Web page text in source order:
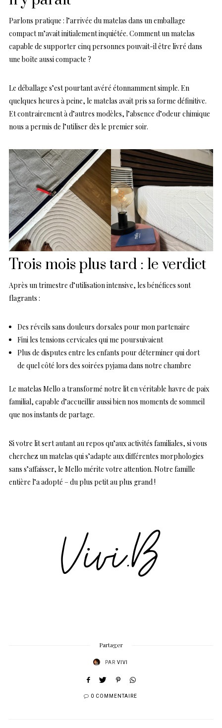
Parlons pratique : l’arrivée du matelas dans un emballage
compact m’avait initialement inquiétée. Comment un matelas
capable de supporter cinq personnes pouvait-il être livré dans
une boîte aussi compacte ?
Le déballage s’est pourtant avéré étonnamment simple. En
quelques heures à peine, le matelas avait pris sa forme définitive.
Et contrairement à d’autres modèles, l’absence d’odeur chimique
nous a permis de l’utiliser dès le premier soir.
Trois mois plus tard : le verdict
Après un trimestre d’utilisation intensive, les bénéfices sont
flagrants :
Des réveils sans douleurs dorsales pour mon partenaire
Fini les tensions cervicales qui me poursuivaient
Plus de disputes entre les enfants pour déterminer qui dort
de quel côté lors des soirées pyjama dans notre chambre
Le matelas Mello a transformé notre lit en véritable havre de paix
familial, capable d’accueillir aussi bien nos moments de sommeil
que nos instants de partage.
Si votre lit sert autant au repos qu’aux activités familiales, si vous
cherchez un matelas qui s’adapte aux différentes morphologies
sans s’affaisser, le Mello mérite votre attention. Notre famille
entière l’a adopté – du plus petit au plus grand !
Partager
PAR VIVI
0 COMMENTAIRE